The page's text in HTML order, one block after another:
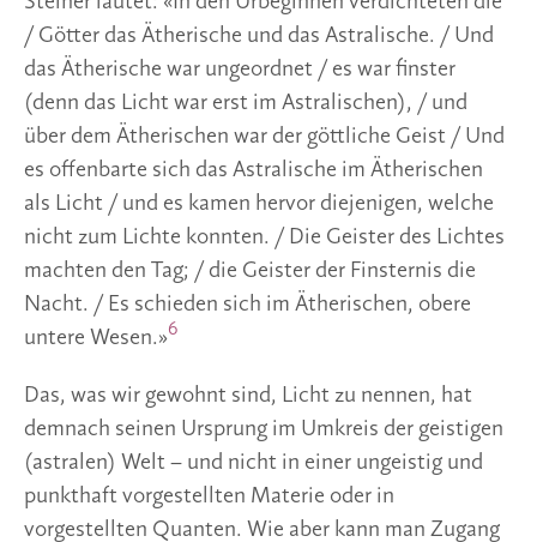
/ Götter das Ätherische und das Astralische. / Und
das Ätherische war ungeordnet / es war finster
(denn das Licht war erst im Astralischen), / und
über dem Ätherischen war der göttliche Geist / Und
es offenbarte sich das Astralische im Ätherischen
als Licht / und es kamen hervor diejenigen, welche
nicht zum Lichte konnten. / Die Geister des Lichtes
machten den Tag; / die Geister der Finsternis die
Nacht. / Es schieden sich im Ätherischen, obere
untere Wesen.»6
Das, was wir gewohnt sind, Licht zu nennen, hat
demnach seinen Ursprung im Umkreis der geistigen
(astralen) Welt – und nicht in einer ungeistig und
punkthaft vorgestellten Materie oder in
vorgestellten Quanten. Wie aber kann man Zugang